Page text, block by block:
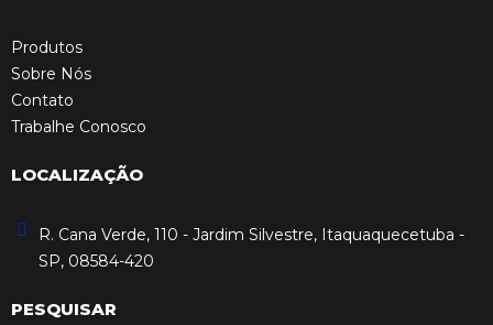
Produtos
Sobre Nós
Contato
Trabalhe Conosco
LOCALIZAÇÃO
R. Cana Verde, 110 - Jardim Silvestre, Itaquaquecetuba -
SP, 08584-420
PESQUISAR